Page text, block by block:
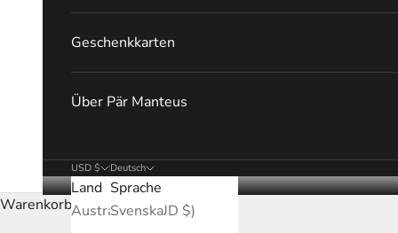
Geschenkkarten
Über Pär Manteus
USD $
Land
Australien (AUD $)
Deutsch
Sprache
Svenska
Warenkorb